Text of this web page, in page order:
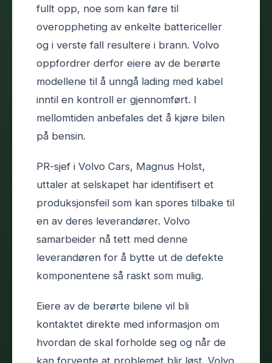
fullt opp, noe som kan føre til
overoppheting av enkelte battericeller
og i verste fall resultere i brann. Volvo
oppfordrer derfor eiere av de berørte
modellene til å unngå lading med kabel
inntil en kontroll er gjennomført. I
mellomtiden anbefales det å kjøre bilen
på bensin.
PR-sjef i Volvo Cars, Magnus Holst,
uttaler at selskapet har identifisert et
produksjonsfeil som kan spores tilbake til
en av deres leverandører. Volvo
samarbeider nå tett med denne
leverandøren for å bytte ut de defekte
komponentene så raskt som mulig.
Eiere av de berørte bilene vil bli
kontaktet direkte med informasjon om
hvordan de skal forholde seg og når de
kan forvente at problemet blir løst. Volvo